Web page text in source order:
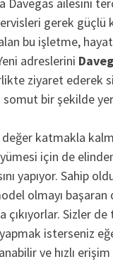
gerek
bu işletme,
adreslerini D
ziyaret ederek
somut bir şekilde
katmakla
için de
yapıyor. Sahip
olmayı başaran
çıkıyorlar. Sizler
isterseniz
ve hızlı